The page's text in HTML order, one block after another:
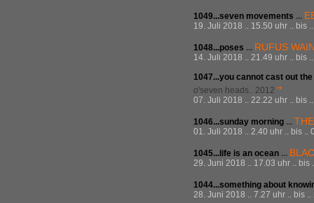
1049...seven movements ...
19. Juli 2018 .. 15.50 uhr .. bis
1048...poses ... RUFUS
14. Juli 2018 .. 21.49 uhr .. bis
1047...you cannot cast out
o'seven heads.. 2012
07. Juli 2018 .. 22.22 uhr .. bis
1046...sunday morning ...
01. Juli 2018 .. 2.40 uhr .. bis ..
1045...life is an ocean ...
29. Juni 2018 .. 17.03 uhr .. bis
1044...something about
28. Juni 2018 .. 7.27 uhr .. bis